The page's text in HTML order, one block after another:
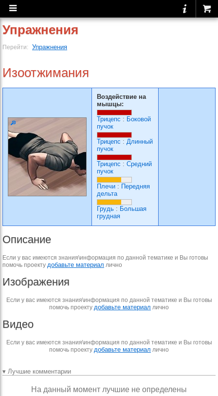
Упражнения
Перейти: Упражнения
Изоотжимания
Воздействие на
мышцы:
Трицепс : Боковой
пучок
Трицепс : Длинный
пучок
Трицепс : Средний
пучок
Плечи : Передняя
дельта
Грудь : Большая
грудная
Описание
Если у вас имеются знания\информация по данной тематике и Вы готовы
помочь проекту добавьте материал лично
Изображения
Если у вас имеются знания\информация по данной тематике и Вы готовы
помочь проекту добавьте материал лично
Видео
Если у вас имеются знания\информация по данной тематике и Вы готовы
помочь проекту добавьте материал лично
▾ Лучшие комментарии
На данный момент лучшие не определены